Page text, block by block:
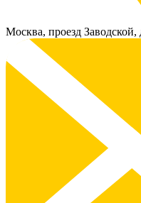
Москва, проезд Заводской,